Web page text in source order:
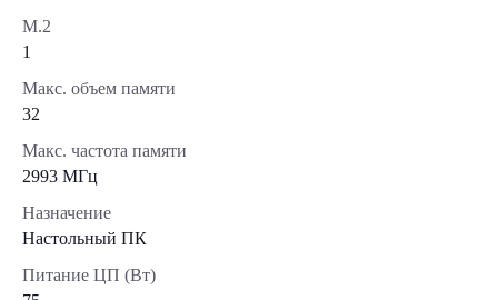
М.2
1
Макс. объем памяти
32
Макс. частота памяти
2993 МГц
Назначение
Настольный ПК
Питание ЦП (Вт)